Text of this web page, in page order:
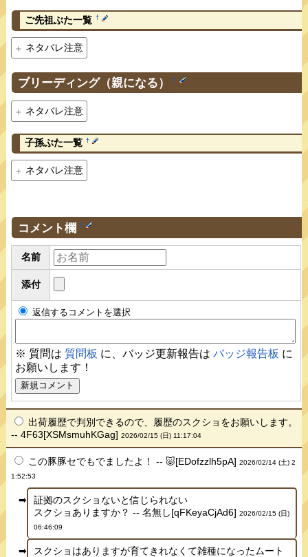
ご先祖ぶた一覧 †
ネタバレ注意
ブリーディング（親になる） †
ネタバレ注意
子孫ぶた一覧 †
ネタバレ注意
コメント欄 †
名前
添付
返信するコメントを選択
※ 質問は 質問板 に、バッジ更新報告はバッジ報告板 に
お願いします！
出荷履歴で判別できるので、履歴のスクショをお願いします。
-- 4F63[XSMsmuhKGag]2026/02/15 (日) 11:17:04
この豚豚セでもでましたよ！ -- 🐷[EDofzzlh5pA]2026/02/14 (土) 2
1:52:53
証拠のスクショないと信じられない
スクショありますか？ -- 名無し[qFKeyaCjAd6] 2026/02/15 (日)
06:46:09
スクショはありますが育てきれなくて雑種になったムート